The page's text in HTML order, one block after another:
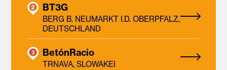
BT3G
BERG B. NEUMARKT I.D. OBERPFALZ,
DEUTSCHLAND
BetónRacio
TRNAVA, SLOWAKEI